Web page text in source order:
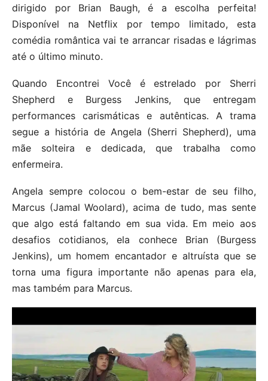
dirigido por Brian Baugh, é a escolha perfeita!
Disponível na Netflix por tempo limitado, esta
comédia romântica vai te arrancar risadas e lágrimas
até o último minuto.
Quando Encontrei Você é estrelado por Sherri
Shepherd e Burgess Jenkins, que entregam
performances carismáticas e autênticas. A trama
segue a história de Angela (Sherri Shepherd), uma
mãe solteira e dedicada, que trabalha como
enfermeira.
Angela sempre colocou o bem-estar de seu filho,
Marcus (Jamal Woolard), acima de tudo, mas sente
que algo está faltando em sua vida. Em meio aos
desafios cotidianos, ela conhece Brian (Burgess
Jenkins), um homem encantador e altruísta que se
torna uma figura importante não apenas para ela,
mas também para Marcus.